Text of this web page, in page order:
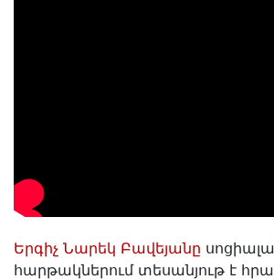
Երգիչ Նարեկ Բավեյանը
հարթակներում տեսանյութ է